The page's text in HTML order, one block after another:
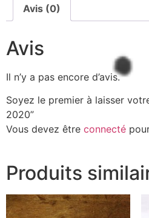
Avis (0)
Avis
Il n’y a pas encore d’avis.
Soyez le premier à laisser
2020”
Vous devez être connecté
Produits